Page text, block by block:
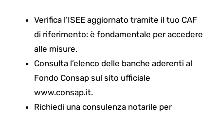
Verifica l’ISEE aggiornato tramite il tuo CAF
di riferimento: è fondamentale per accedere
alle misure.
Consulta l’elenco delle banche aderenti al
Fondo Consap sul sito ufficiale
www.consap.it.
Richiedi una consulenza notarile per